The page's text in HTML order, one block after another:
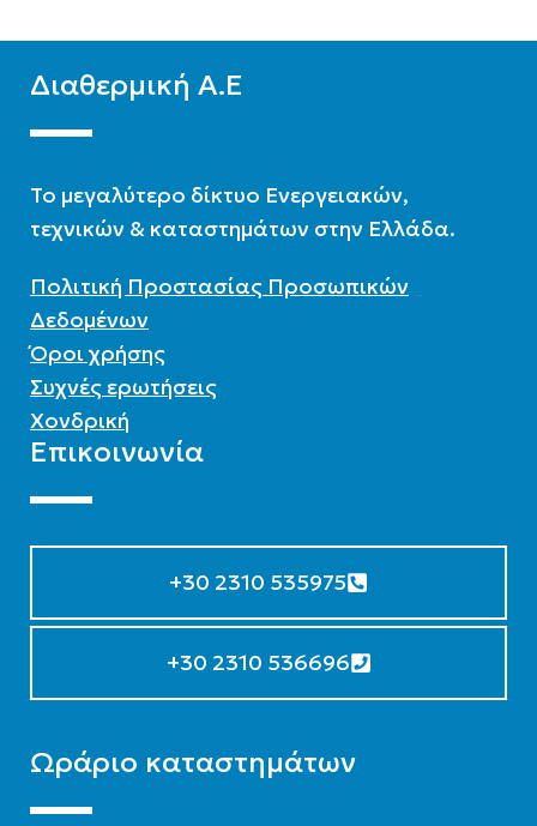
ΣΥΛΛΈΚΤΗΣ
Διαθερμική Α.Ε
To μεγαλύτερο δίκτυο Ενεργειακών,
τεχνικών & καταστημάτων στην Ελλάδα.
Πολιτική Προστασίας Προσωπικών
Δεδομένων
Όροι χρήσης
Συχνές ερωτήσεις
Χονδρική
Επικοινωνία
+30 2310 535975
+30 2310 536696
Ωράριο καταστημάτων